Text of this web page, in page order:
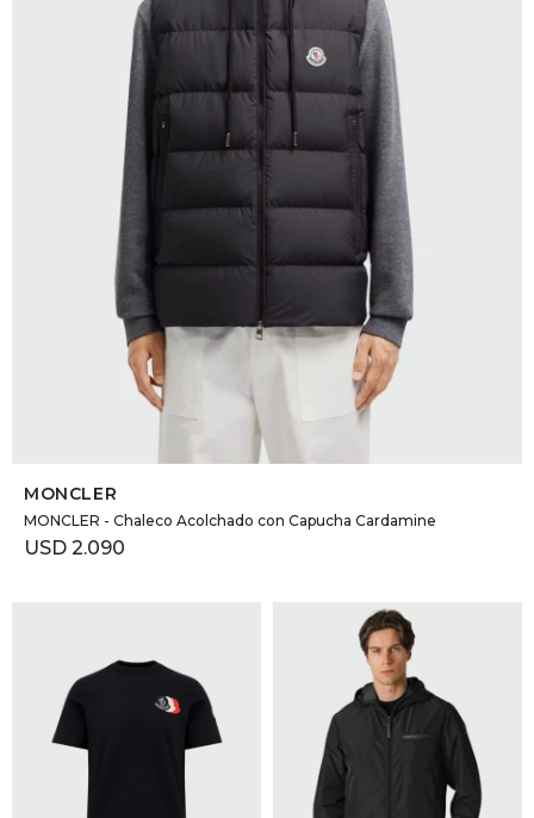
SELECCIONAR TALLE
MONCLER
MONCLER - Chaleco Acolchado con Capucha Cardamine
USD 2.090